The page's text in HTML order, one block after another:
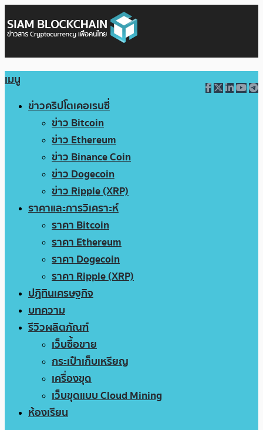
เมนู
ข่าวคริปโตเคอเรนซี่
ข่าว Bitcoin
ข่าว Ethereum
ข่าว Binance Coin
ข่าว Dogecoin
ข่าว Ripple (XRP)
ราคาและการวิเคราะห์
ราคา Bitcoin
ราคา Ethereum
ราคา Dogecoin
ราคา Ripple (XRP)
ปฏิทินเศรษฐกิจ
บทความ
รีวิวผลิตภัณฑ์
เว็บซื้อขาย
กระเป๋าเก็บเหรียญ
เครื่องขุด
เว็บขุดแบบ Cloud Mining
ห้องเรียน